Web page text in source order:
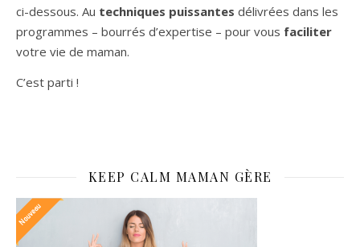
ci-dessous. Au techniques puissantes délivrées dans les
programmes – bourrés d’expertise – pour vous faciliter
votre vie de maman.
C’est parti !
KEEP CALM MAMAN GÈRE